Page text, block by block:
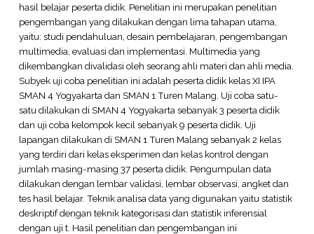
hasil belajar peserta didik. Penelitian ini merupakan penelitian
pengembangan yang dilakukan dengan lima tahapan utama,
yaitu: studi pendahuluan, desain pembelajaran, pengembangan
multimedia, evaluasi dan implementasi. Multimedia yang
dikembangkan divalidasi oleh seorang ahli materi dan ahli media.
Subyek uji coba penelitian ini adalah peserta didik kelas XI IPA
SMAN 4 Yogyakarta dan SMAN 1 Turen Malang. Uji coba satu-
satu dilakukan di SMAN 4 Yogyakarta sebanyak 3 peserta didik
dan uji coba kelompok kecil sebanyak 9 peserta didik. Uji
lapangan dilakukan di SMAN 1 Turen Malang sebanyak 2 kelas
yang terdiri dari kelas eksperimen dan kelas kontrol dengan
jumlah masing-masing 37 peserta didik. Pengumpulan data
dilakukan dengan lembar validasi, lembar observasi, angket dan
tes hasil belajar. Teknik analisa data yang digunakan yaitu statistik
deskriptif dengan teknik kategorisasi dan statistik inferensial
dengan uji t. Hasil penelitian dan pengembangan ini